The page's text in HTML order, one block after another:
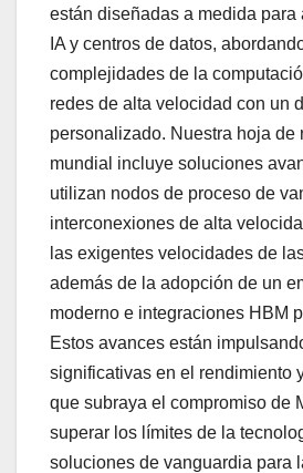
están diseñadas a medida para
IA y centros de datos,
complejidades de la
redes de alta velocidad con un
personalizado. Nuestra hoja de
mundial incluye soluciones
utilizan nodos de proceso de
interconexiones de alta
las exigentes velocidades de
además de la adopción de un
moderno e integraciones HBM
Estos avances están
significativas en el rendimiento
que subraya el compromiso de
superar los límites de la
soluciones de vanguardia para